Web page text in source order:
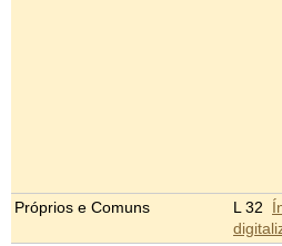
Próprios e Comuns L 32